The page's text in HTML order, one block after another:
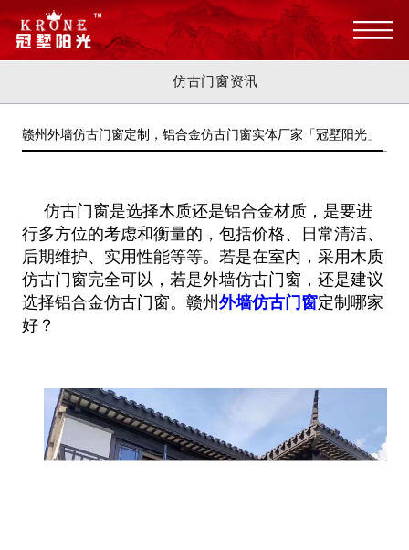
仿古门窗资讯
赣州外墙仿古门窗定制，铝合金仿古门窗实体厂家「冠墅阳光」
仿古门窗是选择木质还是铝合金材质，是要进
行多方位的考虑和衡量的，包括价格、日常清洁、
后期维护、实用性能等等。若是在室内，采用木质
仿古门窗完全可以，若是外墙仿古门窗，还是建议
选择铝合金仿古门窗。赣州 外墙仿古门窗定制哪家
好？